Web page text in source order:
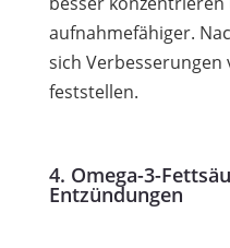
aufnahmefähiger.
sich Verbesserungen
feststellen.
4. Omega-3-
Entzündungen